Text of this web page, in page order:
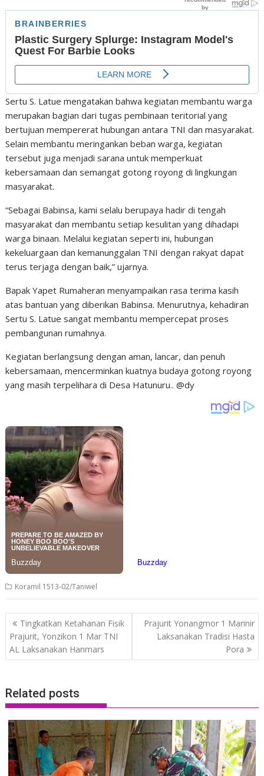
Sertu S. Latue mengatakan bahwa kegiatan membantu warga
merupakan bagian dari tugas pembinaan teritorial yang
bertujuan mempererat hubungan antara TNI dan masyarakat.
Selain membantu meringankan beban warga, kegiatan
tersebut juga menjadi sarana untuk memperkuat
kebersamaan dan semangat gotong royong di lingkungan
masyarakat.
“Sebagai Babinsa, kami selalu berupaya hadir di tengah
masyarakat dan membantu setiap kesulitan yang dihadapi
warga binaan. Melalui kegiatan seperti ini, hubungan
kekeluargaan dan kemanunggalan TNI dengan rakyat dapat
terus terjaga dengan baik,” ujarnya.
Bapak Yapet Rumaheran menyampaikan rasa terima kasih
atas bantuan yang diberikan Babinsa. Menurutnya, kehadiran
Sertu S. Latue sangat membantu mempercepat proses
pembangunan rumahnya.
Kegiatan berlangsung dengan aman, lancar, dan penuh
kebersamaan, mencerminkan kuatnya budaya gotong royong
yang masih terpelihara di Desa Hatunuru.. @dy
Koramil 1513-02/Taniwel
Post
navigation
Tingkatkan Ketahanan Fisik
Prajurit, Yonzikon 1 Mar TNI
AL Laksanakan Hanmars
Prajurit Yonangmor 1 Marinir
Laksanakan Tradisi Hasta
Pora
Related posts